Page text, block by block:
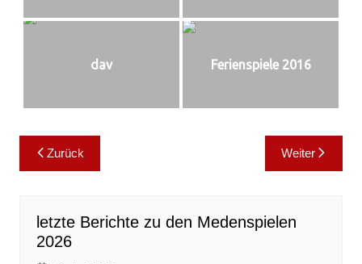
dav Ferienspiele 2016
Beitragsnavigation
Zurück Weiter
letzte Berichte zu den Medenspielen
2026